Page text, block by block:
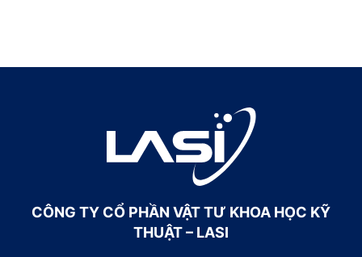
CÔNG TY CỔ PHẦN VẬT TƯ KHOA HỌC KỸ
THUẬT – LASI